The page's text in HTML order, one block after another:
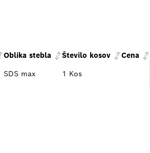
Oblika stebla Število kosov Cena
SDS max 1 Kos